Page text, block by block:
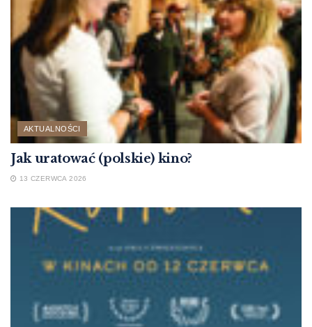
AKTUALNOŚCI
Jak uratować (polskie) kino?
13 CZERWCA 2026